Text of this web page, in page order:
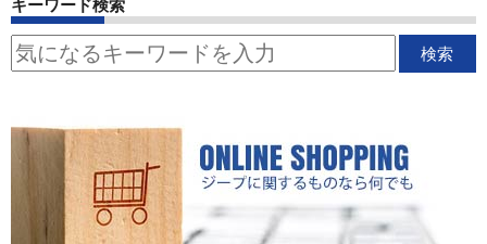
キーワード検索